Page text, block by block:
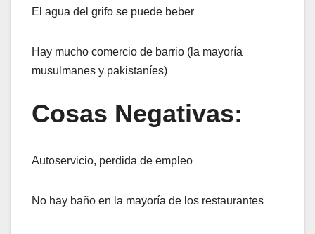
El agua del grifo se puede beber
Hay mucho comercio de barrio (la mayoría
musulmanes y pakistaníes)
Cosas Negativas:
Autoservicio, perdida de empleo
No hay baño en la mayoría de los restaurantes